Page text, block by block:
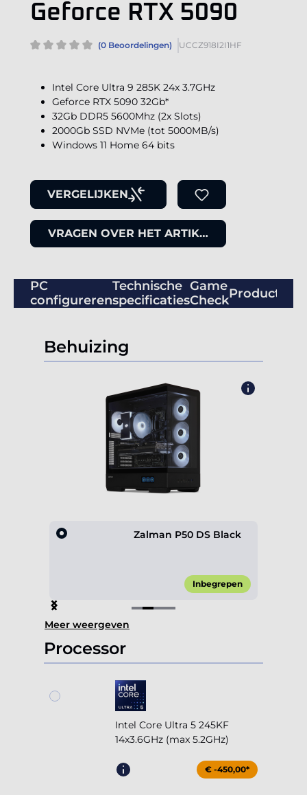
Geforce RTX 5090
(0 Beoordelingen) UCCZ918I2I1HF
Intel Core Ultra 9 285K 24x 3.7GHz
Geforce RTX 5090 32Gb*
32Gb DDR5 5600Mhz (2x Slots)
2000Gb SSD NVMe (tot 5000MB/s)
Windows 11 Home 64 bits
VERGELIJKEN
VRAGEN OVER HET ARTIKEL
PC
configureren
Technische
specificaties
Game
Check
Behuizing
Zalman P50 DS Black
Inbegrepen
Item
2
of
4
Meer weergeven
Processor
Intel Core Ultra 5 245KF
14x3.6GHz (max 5.2GHz)
€ -450,00*